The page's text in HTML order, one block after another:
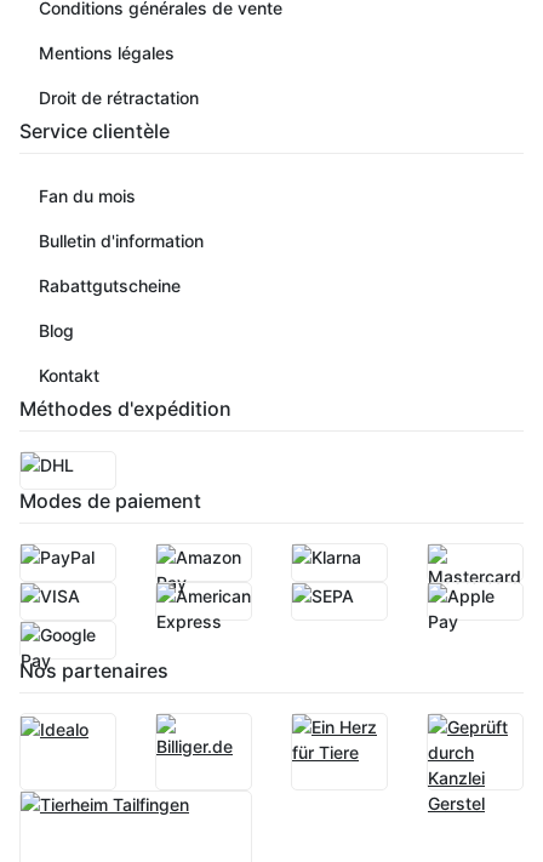
Conditions générales de vente
Mentions légales
Droit de rétractation
Service clientèle
Fan du mois
Bulletin d'information
Rabattgutscheine
Blog
Kontakt
Méthodes d'expédition
Modes de paiement
Nos partenaires